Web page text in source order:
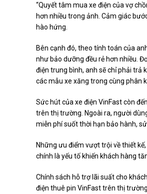
“Quyết tâm mua xe điện của vợ
hơn nhiều trong ảnh. Cảm giác
hào hứng.
Bên cạnh đó, theo tính toán của
như bảo dưỡng đều rẻ hơn nhiều.
điện trung bình, anh sẽ chỉ phải trả
các mẫu xe xăng trong cùng phân
Sức hút của xe điện VinFast còn
trên thị trường. Ngoài ra, người
miễn phí suốt thời hạn bảo hành,
Những ưu điểm vượt trội về thiết
chính là yếu tố khiến khách hàng
Chính sách hỗ trợ lãi suất cho
điện thuê pin VinFast trên thị